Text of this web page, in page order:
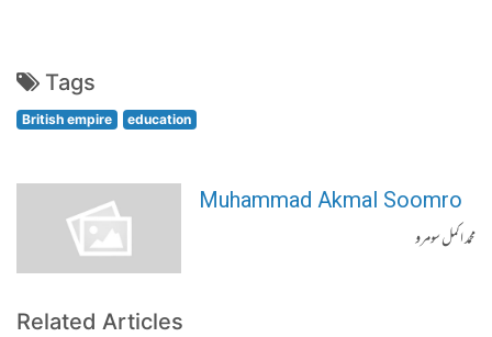
Tags
British empire education
Muhammad Akmal Soomro
محمد اکمل سومرو
Related Articles